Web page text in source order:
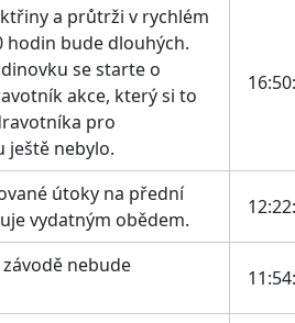
a průtrži v rychlém
hodin bude dlouhých.
se starte o
akce, který si to
pro
ještě nebylo.
útoky na přední
vydatným obědem.
nebude